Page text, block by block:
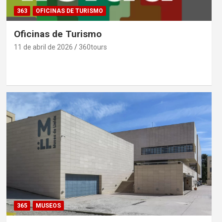
363 OFICINAS DE TURISMO
Oficinas de Turismo
11 de abril de 2026 360tours
365 MUSEOS